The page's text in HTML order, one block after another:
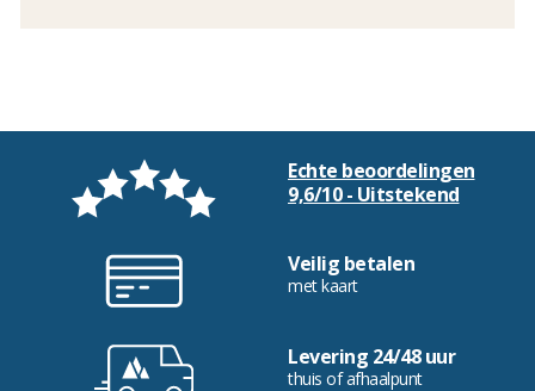
Echte beoordelingen
9,6/10 - Uitstekend
Veilig betalen
met kaart
Levering 24/48 uur
thuis of afhaalpunt